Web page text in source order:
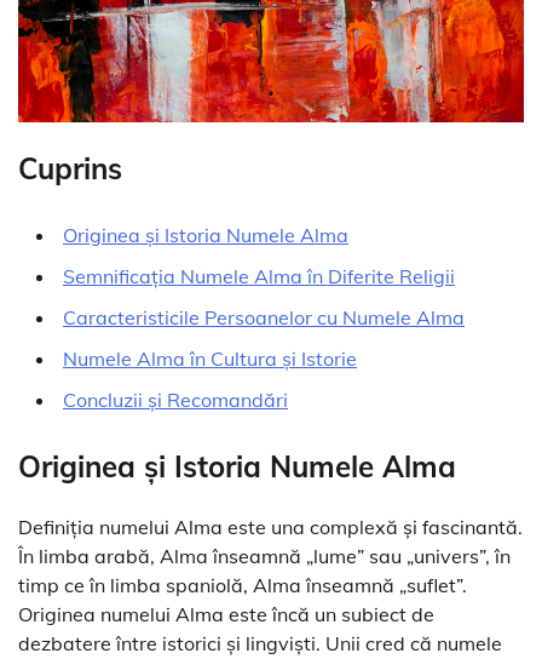
Cuprins
Originea și Istoria Numele Alma
Semnificația Numele Alma în Diferite Religii
Caracteristicile Persoanelor cu Numele Alma
Numele Alma în Cultura și Istorie
Concluzii și Recomandări
Originea și Istoria Numele Alma
Definiția numelui Alma este una complexă și fascinantă.
În limba arabă, Alma înseamnă „lume” sau „univers”, în
timp ce în limba spaniolă, Alma înseamnă „suflet”.
Originea numelui Alma este încă un subiect de
dezbatere între istorici și lingviști. Unii cred că numele